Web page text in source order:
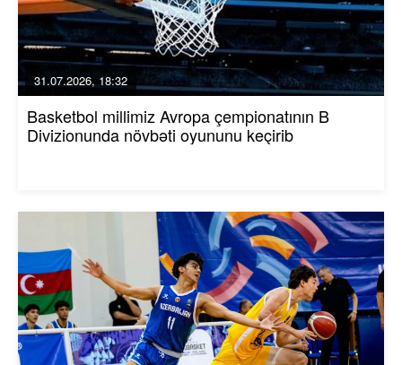
31.07.2026, 18:32
Basketbol millimiz Avropa çempionatının B
Divizionunda növbəti oyununu keçirib